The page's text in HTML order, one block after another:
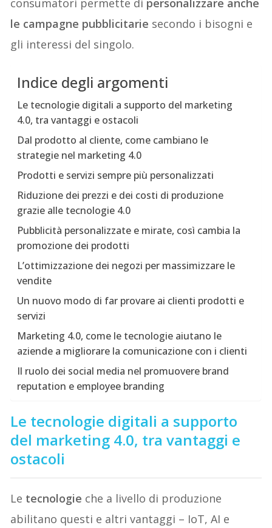
le campagne pubblicitarie secondo i bisogni e
gli interessi del singolo.
Indice degli argomenti
Le tecnologie digitali a supporto del marketing
4.0, tra vantaggi e ostacoli
Dal prodotto al cliente, come cambiano le
strategie nel marketing 4.0
Prodotti e servizi sempre più personalizzati
Riduzione dei prezzi e dei costi di produzione
grazie alle tecnologie 4.0
Pubblicità personalizzate e mirate, così cambia la
promozione dei prodotti
L’ottimizzazione dei negozi per massimizzare le
vendite
Un nuovo modo di far provare ai clienti prodotti e
servizi
Marketing 4.0, come le tecnologie aiutano le
aziende a migliorare la comunicazione con i clienti
Il ruolo dei social media nel promuovere brand
reputation e employee branding
Le tecnologie digitali a supporto
del marketing 4.0, tra vantaggi e
ostacoli
Le tecnologie che a livello di produzione
abilitano questi e altri vantaggi – IoT, AI e